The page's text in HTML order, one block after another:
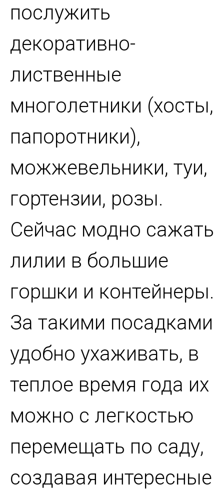
послужить
декоративно-
лиственные
многолетники (хосты,
папоротники),
можжевельники, туи,
гортензии, розы.
Сейчас модно сажать
лилии в большие
горшки и контейнеры.
За такими посадками
удобно ухаживать, в
теплое время года их
можно с легкостью
перемещать по саду,
создавая интересные